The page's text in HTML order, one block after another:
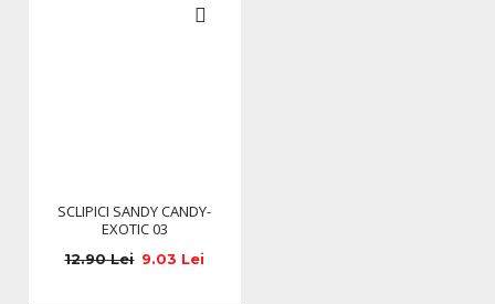
SCLIPICI SANDY CANDY-
EXOTIC 03
9.03 Lei
12.90 Lei